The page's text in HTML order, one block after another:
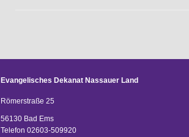
Evangelisches Dekanat Nassauer Land
Römerstraße 25
56130 Bad Ems
Telefon 02603-509920